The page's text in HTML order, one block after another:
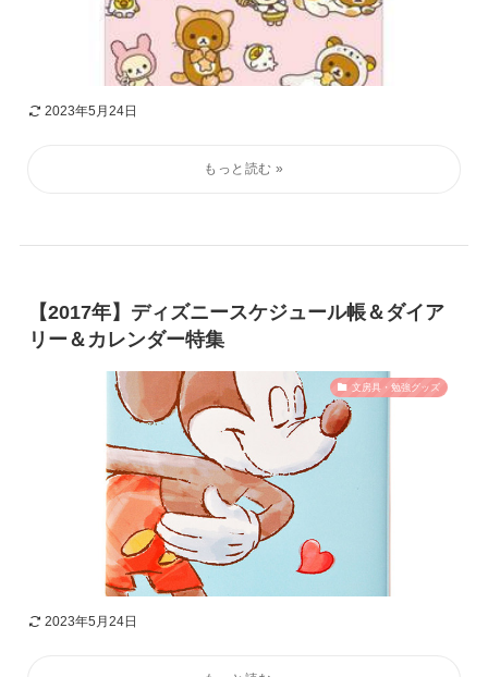
2023年5月24日
【2017年】ディズニースケジュール帳＆ダイア
リー＆カレンダー特集
文房具・勉強グッズ
2023年5月24日